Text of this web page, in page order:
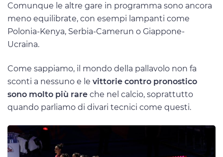
Comunque le altre gare in programma sono ancora
meno equilibrate, con esempi lampanti come
Polonia-Kenya, Serbia-Camerun o Giappone-
Ucraina.
Come sappiamo, il mondo della pallavolo non fa
sconti a nessuno e le vittorie contro pronostico
sono molto più rare che nel calcio, soprattutto
quando parliamo di divari tecnici come questi.